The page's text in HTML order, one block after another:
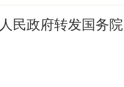
民政府转发国务